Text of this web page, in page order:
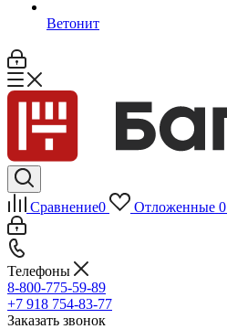
Ветонит
Сравнение0 Отложенные 0
Телефоны
8-800-775-59-89
+7 918 754-83-77
Заказать звонок